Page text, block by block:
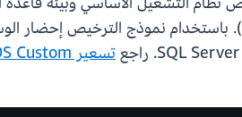
تسعير Amazon RDS Custom